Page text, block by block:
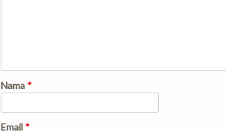
Nama *
Email *